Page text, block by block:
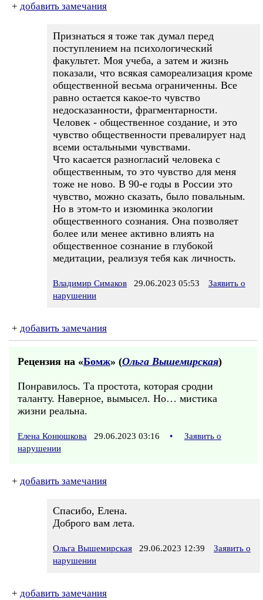
+ добавить замечания
Признаться я тоже так думал перед
поступлением на психологический
факультет. Моя учеба, а затем и жизнь
показали, что всякая самореализация кроме
общественной весьма ограниченны. Все
равно остается какое-то чувство
недосказанности, фрагментарности.
Человек - общественное создание, и это
чувство общественности превалирует над
всеми остальными чувствами.
Что касается разногласий человека с
общественным, то это чувство для меня
тоже не ново. В 90-е годы в России это
чувство, можно сказать, было повальным.
Но в этом-то и изюминка экологии
общественного сознания. Она позволяет
более или менее активно влиять на
общественное сознание в глубокой
медитации, реализуя тебя как личность.
Владимир Симаков 29.06.2023 05:53
Заявить о
нарушении
+ добавить замечания
Рецензия на «Бомж» (Ольга Вышемирская)
Понравилось. Та простота, которая сродни
таланту. Наверное, вымысел. Но… мистика
жизни реальна.
Елена Конюшкова 29.06.2023 03:16 •
Заявить о
нарушении
+ добавить замечания
Спасибо, Елена.
Доброго вам лета.
Ольга Вышемирская 29.06.2023 12:39
Заявить о
нарушении
+ добавить замечания